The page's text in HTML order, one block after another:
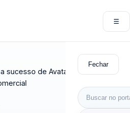
☰
Fechar
Buscar por:
sucesso de Avatar e Ausência de